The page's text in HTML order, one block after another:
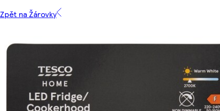
Zpět na Žárovky